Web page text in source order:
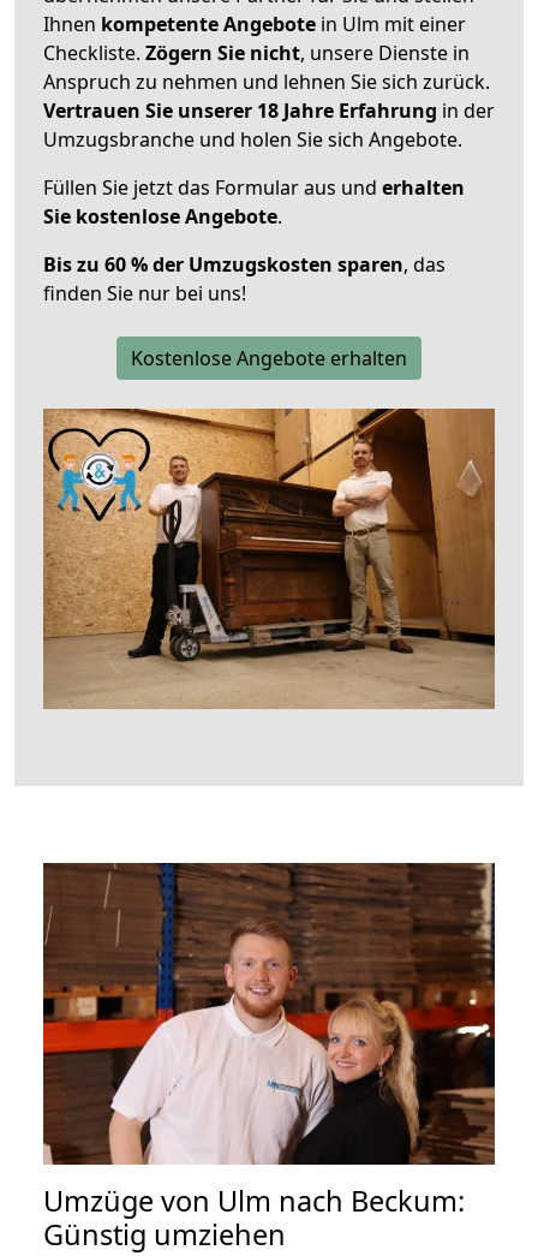
Ihnen kompetente Angebote in Ulm mit einer
Checkliste. Zögern Sie nicht, unsere Dienste in
Anspruch zu nehmen und lehnen Sie sich zurück.
Vertrauen Sie unserer 18 Jahre Erfahrung in der
Umzugsbranche und holen Sie sich Angebote.
Füllen Sie jetzt das Formular aus und erhalten
Sie kostenlose Angebote.
Bis zu 60 % der Umzugskosten sparen, das
finden Sie nur bei uns!
Kostenlose Angebote erhalten
Umzüge von Ulm nach Beckum:
Günstig umziehen